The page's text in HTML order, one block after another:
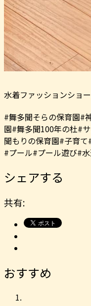
水着ファッションショ
#舞多聞そらの保育園#
園#舞多聞100年の杜#
聞もりの保育園#子育
#プール#プール遊び#
シェアする
共有:
おすすめ